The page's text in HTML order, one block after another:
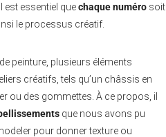
essentiel quechaque numéro soit
le processus créatif.
peinture, plusieurs éléments
créatifs, tels qu’un châssis en
ou des gommettes. À ce propos, il
que nous avons pu
pour donner texture ou